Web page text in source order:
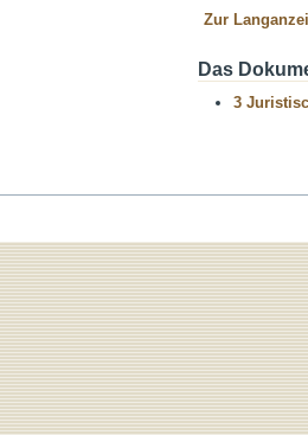
Zur
Das
3